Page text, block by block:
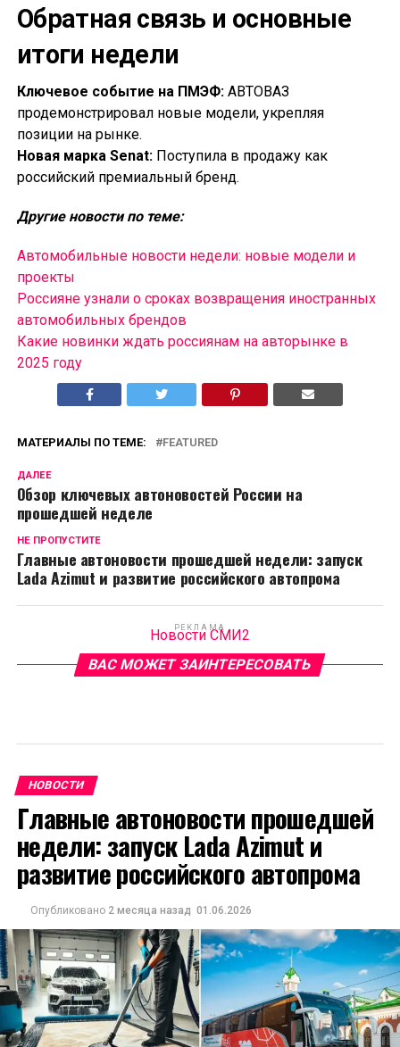
Обратная связь и основные
итоги недели
Ключевое событие на ПМЭФ:АВТОВАЗ
продемонстрировал новые модели, укрепляя
позиции на рынке.
Новая марка Senat:Поступила в продажу как
российский премиальный бренд.
Другие новости по теме:
Автомобильные новости недели: новые модели и
проекты
Россияне узнали о сроках возвращения иностранных
автомобильных брендов
Какие новинки ждать россиянам на авторынке в
2025 году
МАТЕРИАЛЫ ПО ТЕМЕ: FEATURED
ДАЛЕЕ
Обзор ключевых автоновостей России на
прошедшей неделе
НЕ ПРОПУСТИТЕ
Главные автоновости прошедшей недели: запуск
Lada Azimut и развитие российского автопрома
РЕКЛАМА
Новости СМИ2
ВАС МОЖЕТ ЗАИНТЕРЕСОВАТЬ
НОВОСТИ
Главные автоновости прошедшей
недели: запуск Lada Azimut и
развитие российского автопрома
Опубликовано 2 месяца назад 01.06.2026